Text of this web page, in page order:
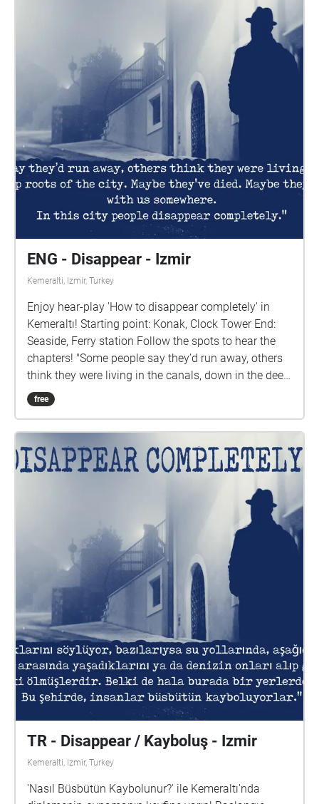
ENG - Disappear - Izmir
Kemeralti, Izmir, Turkey
Enjoy hear-play 'How to disappear completely' in
Kemeraltı! Starting point: Konak, Clock Tower End:
Seaside, Ferry station Follow the spots to hear the
chapters! "Some people say they’d run away, others
think they were living in the canals, down in the deep
roots of the city. Maybe they've died. Maybe they are
still here with us somewhere. In this city people
Bálint Tóth UrbanTank: Tuba Doğu, Melis Varkal,
Sevcan Sönmez Narrator: Ozan Atalan (tr), Ambrus
Ivanyos (eng) Writing and translation: Ulaş Ersezen,
Selis Yıldız Şen, Nusret Uşun Field research: Serbay
Çelebi, Can Kahraman, Muhammed Öncü, İrem
Pelit, Ömer Uzun, Guzi Üstünkaya, Ceren
Yılmaz, Abdulkadir Keleş, Yağmur Kınacı, Merve Köz,
Elif Hazal Okur, Aylin Özkan, Dilek Turhan Special
thanks: Layal Al Sahli, Bendegúz Korcsog
free
TR - Disappear / Kayboluş - Izmir
Kemeralti, Izmir, Turkey
'Nasıl Büsbütün Kaybolunur?' ile Kemeraltı'nda